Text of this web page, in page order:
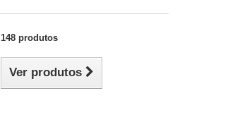
148 produtos
Ver produtos